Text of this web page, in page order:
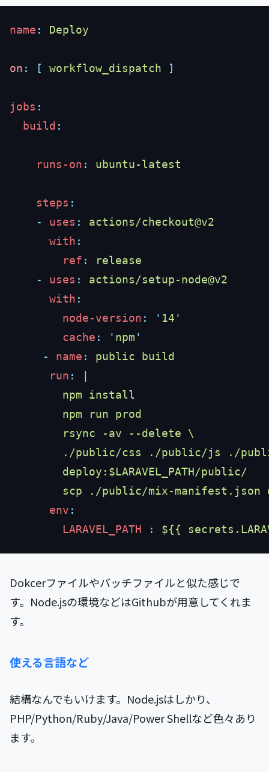
name :
on : [ workflow_dispatch
jobs
  build
    runs-on
:
    steps
    -
uses :
      with
        ref
:
    -
uses :
      with
        node-version
: ' 14
        cache
: ' npm
     -
name :
      run
:
      env
        LARAVEL_PATH
:
Dokcerファイルやバッチファイルと似た感じで
す。Node.jsの環境などはGithubが用意してくれま
す。
使える言語など
結構なんでもいけます。Node.jsはしかり、
PHP/Python/Ruby/Java/Power Shellなど色々あり
ます。